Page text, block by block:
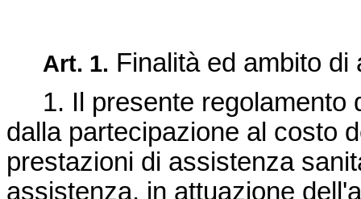
Art. 1. Finalità ed ambito di
1. Il presente regolamento
dalla partecipazione al costo
prestazioni di assistenza
assistenza, in attuazione